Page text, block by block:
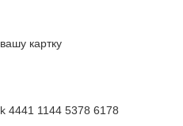
картку
4441 1144 5378 6178